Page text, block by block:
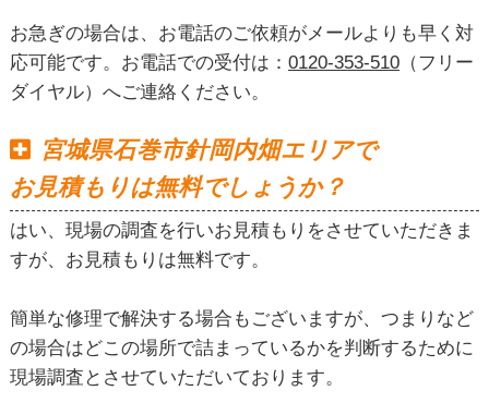
お急ぎの場合は、お電話のご依頼がメールよりも早く対
応可能です。お電話での受付は： 0120-353-510（フリー
ダイヤル）へご連絡ください。
宮城県石巻市針岡内畑エリアで
お見積もりは無料でしょうか？
はい、現場の調査を行いお見積もりをさせていただきま
すが、お見積もりは無料です。
簡単な修理で解決する場合もございますが、つまりなど
の場合はどこの場所で詰まっているかを判断するために
現場調査とさせていただいております。